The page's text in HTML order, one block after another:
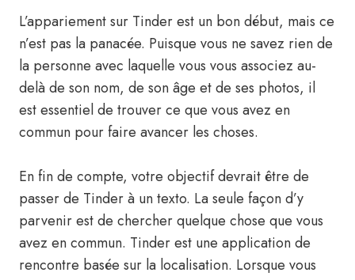
L’appariement sur Tinder est un bon début, mais ce
n’est pas la panacée. Puisque vous ne savez rien de
la personne avec laquelle vous vous associez au-
delà de son nom, de son âge et de ses photos, il
est essentiel de trouver ce que vous avez en
commun pour faire avancer les choses.
En fin de compte, votre objectif devrait être de
passer de Tinder à un texto. La seule façon d’y
parvenir est de chercher quelque chose que vous
avez en commun. Tinder est une application de
rencontre basée sur la localisation. Lorsque vous